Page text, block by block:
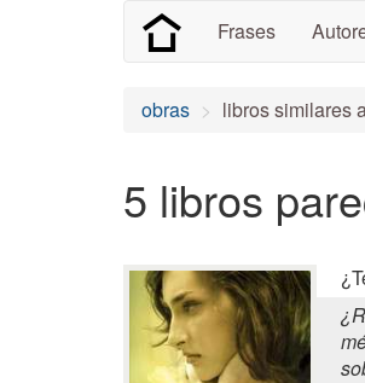
Frases
obras libros similares
5 libros